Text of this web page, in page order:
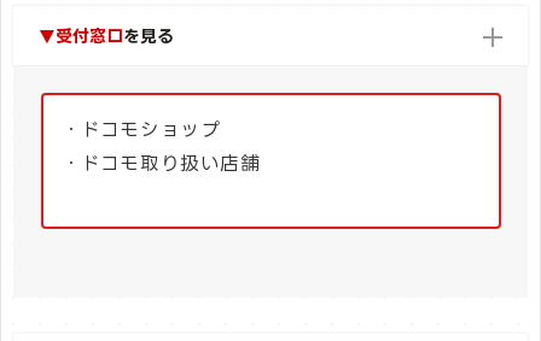
▼受付窓口を見る
・ドコモショップ
・ドコモ取り扱い店舗